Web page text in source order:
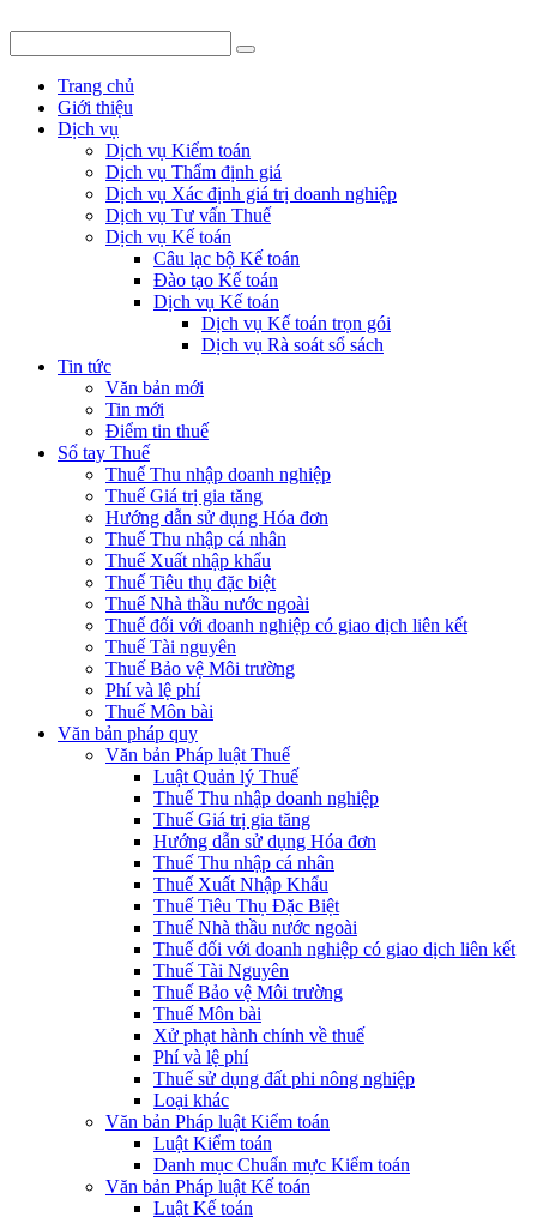
Trang chủ
Giới thiệu
Dịch vụ
Dịch vụ Kiểm toán
Dịch vụ Thẩm định giá
Dịch vụ Xác định giá trị doanh nghiệp
Dịch vụ Tư vấn Thuế
Dịch vụ Kế toán
Câu lạc bộ Kế toán
Đào tạo Kế toán
Dịch vụ Kế toán
Dịch vụ Kế toán trọn gói
Dịch vụ Rà soát sổ sách
Tin tức
Văn bản mới
Tin mới
Điểm tin thuế
Sổ tay Thuế
Thuế Thu nhập doanh nghiệp
Thuế Giá trị gia tăng
Hướng dẫn sử dụng Hóa đơn
Thuế Thu nhập cá nhân
Thuế Xuất nhập khẩu
Thuế Tiêu thụ đặc biệt
Thuế Nhà thầu nước ngoài
Thuế đối với doanh nghiệp có giao dịch liên kết
Thuế Tài nguyên
Thuế Bảo vệ Môi trường
Phí và lệ phí
Thuế Môn bài
Văn bản pháp quy
Văn bản Pháp luật Thuế
Luật Quản lý Thuế
Thuế Thu nhập doanh nghiệp
Thuế Giá trị gia tăng
Hướng dẫn sử dụng Hóa đơn
Thuế Thu nhập cá nhân
Thuế Xuất Nhập Khẩu
Thuế Tiêu Thụ Đặc Biệt
Thuế Nhà thầu nước ngoài
Thuế đối với doanh nghiệp có giao dịch liên kết
Thuế Tài Nguyên
Thuế Bảo vệ Môi trường
Thuế Môn bài
Xử phạt hành chính về thuế
Phí và lệ phí
Thuế sử dụng đất phi nông nghiệp
Loại khác
Văn bản Pháp luật Kiểm toán
Luật Kiểm toán
Danh mục Chuẩn mực Kiểm toán
Văn bản Pháp luật Kế toán
Luật Kế toán